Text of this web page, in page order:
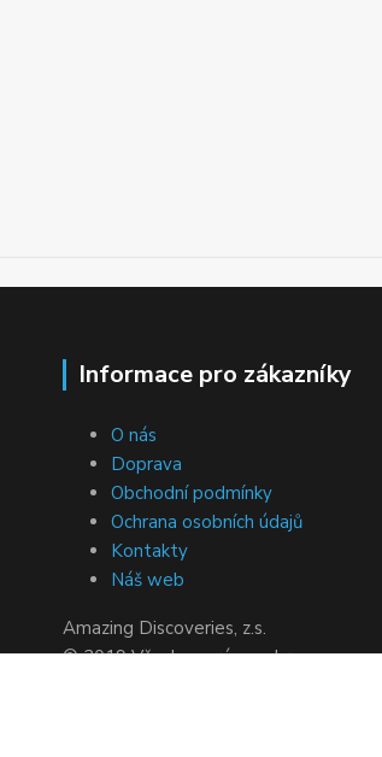
Informace pro zákazníky
O nás
Doprava
Obchodní podmínky
Ochrana osobních údajů
Kontakty
Náš web
Amazing Discoveries, z.s.
© 2019 Všechna práva vyhrazena.